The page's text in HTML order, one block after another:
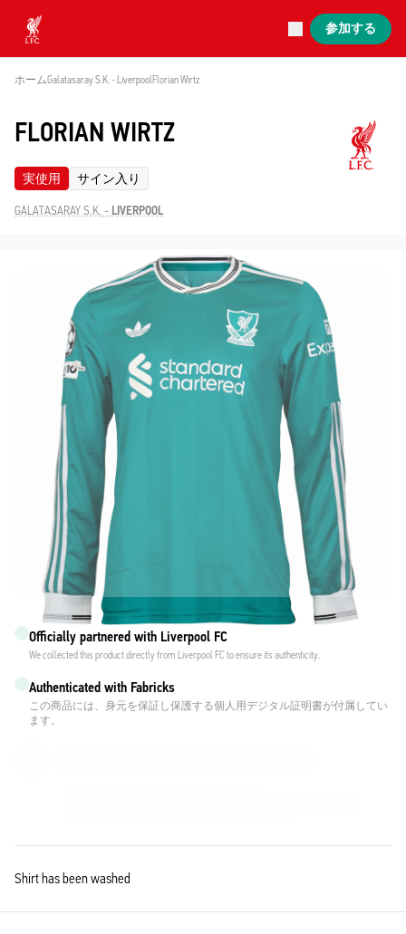
Now live
Liverpool
参加する
ホームGalatasaray S.K. - LiverpoolFlorian Wirtz
FLORIAN WIRTZ
実使用 サイン入り
GALATASARAY S.K. - LIVERPOOL
Officially partnered with Liverpool FC
We collected this product directly from Liverpool FC to ensure its authenticity.
Authenticated with Fabricks
この商品には、身元を保証し保護する個人用デジタル証明書が付属してい
ます。
Shirt has been washed